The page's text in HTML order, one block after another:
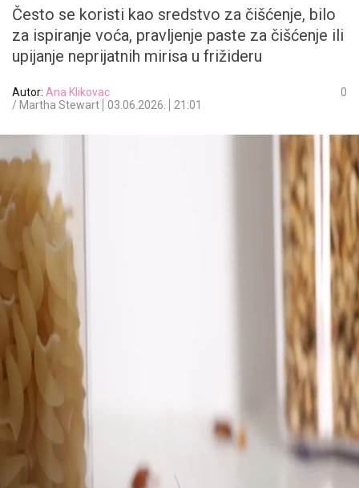
Često se koristi kao sredstvo za čišćenje, bilo
za ispiranje voća, pravljenje paste za čišćenje ili
upijanje neprijatnih mirisa u frižideru
Autor: Ana Klikovac
/ Martha Stewart
03.06.2026. 21:01
0